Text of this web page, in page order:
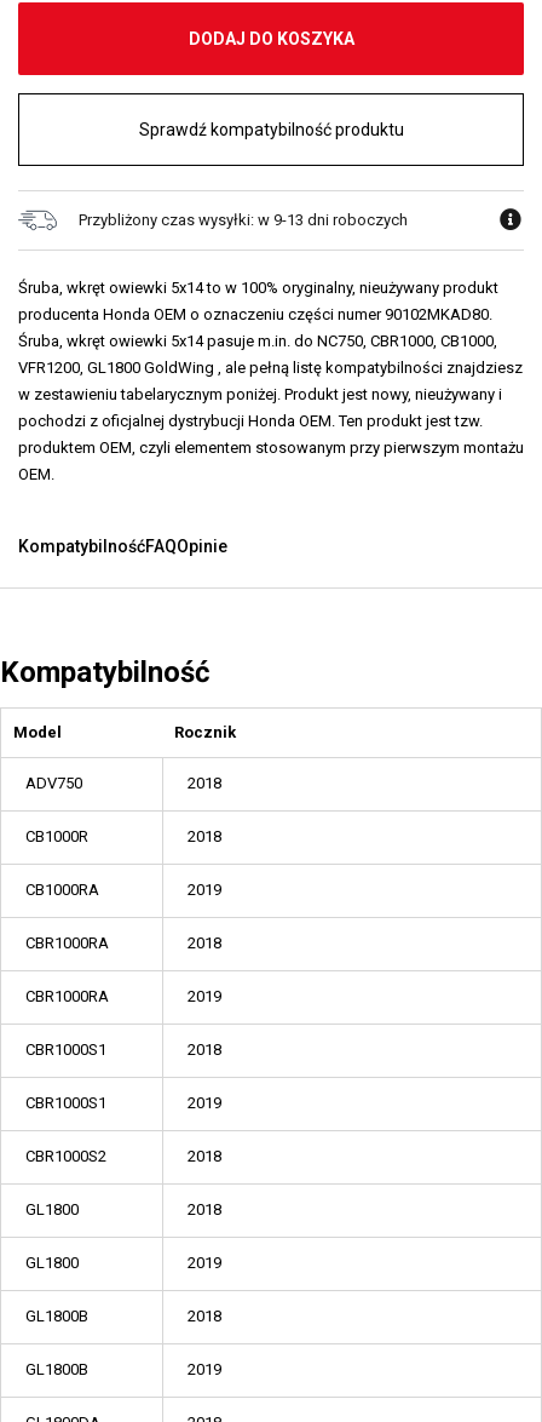
DODAJ DO KOSZYKA
Sprawdź kompatybilność produktu
Przybliżony czas wysyłki: w 9-13 dni roboczych
Śruba, wkręt owiewki 5x14 to w 100% oryginalny, nieużywany produkt
producenta Honda OEM o oznaczeniu części numer 90102MKAD80.
Śruba, wkręt owiewki 5x14 pasuje m.in. do NC750, CBR1000, CB1000,
VFR1200, GL1800 GoldWing , ale pełną listę kompatybilności znajdziesz
w zestawieniu tabelarycznym poniżej. Produkt jest nowy, nieużywany i
pochodzi z oficjalnej dystrybucji Honda OEM. Ten produkt jest tzw.
produktem OEM, czyli elementem stosowanym przy pierwszym montażu
OEM.
KompatybilnośćFAQOpinie
Kompatybilność
Model Rocznik
ADV750 2018
CB1000R 2018
CB1000RA 2019
CBR1000RA 2018
CBR1000RA 2019
CBR1000S1 2018
CBR1000S1 2019
CBR1000S2 2018
GL1800 2018
GL1800 2019
GL1800B 2018
GL1800B 2019